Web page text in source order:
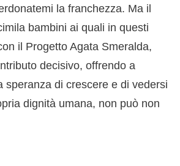
la franchezza. Ma il
bambini ai quali in questi
il Progetto Agata Smeralda,
decisivo, offrendo a
speranza di crescere e di vedersi
dignità umana, non può non